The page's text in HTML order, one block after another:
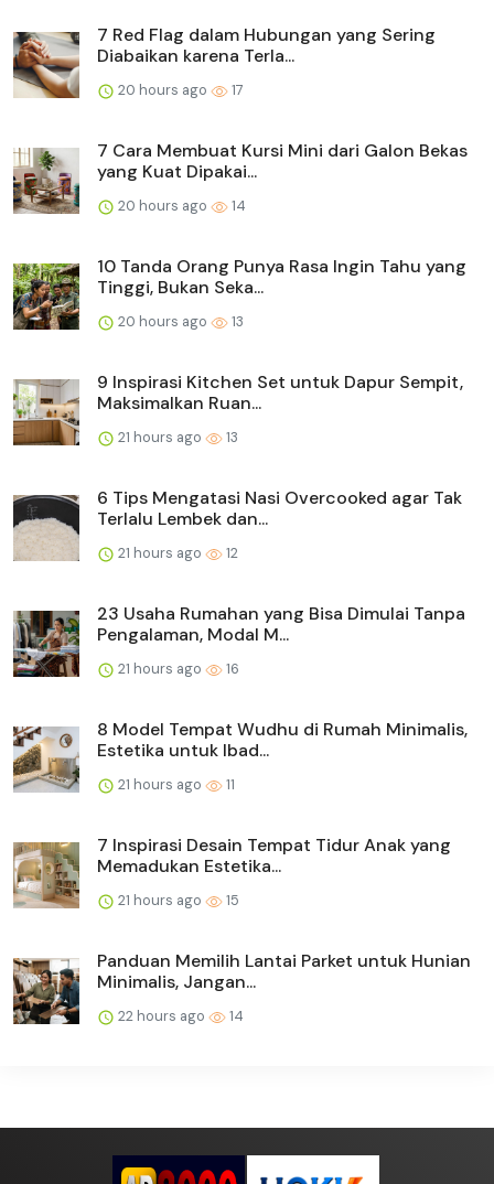
7 Red Flag dalam Hubungan yang Sering
Diabaikan karena Terla...
20 hours ago 17
7 Cara Membuat Kursi Mini dari Galon Bekas
yang Kuat Dipakai...
20 hours ago 14
10 Tanda Orang Punya Rasa Ingin Tahu yang
Tinggi, Bukan Seka...
20 hours ago 13
9 Inspirasi Kitchen Set untuk Dapur Sempit,
Maksimalkan Ruan...
21 hours ago 13
6 Tips Mengatasi Nasi Overcooked agar Tak
Terlalu Lembek dan...
21 hours ago 12
23 Usaha Rumahan yang Bisa Dimulai Tanpa
Pengalaman, Modal M...
21 hours ago 16
8 Model Tempat Wudhu di Rumah Minimalis,
Estetika untuk Ibad...
21 hours ago 11
7 Inspirasi Desain Tempat Tidur Anak yang
Memadukan Estetika...
21 hours ago 15
Panduan Memilih Lantai Parket untuk Hunian
Minimalis, Jangan...
22 hours ago 14